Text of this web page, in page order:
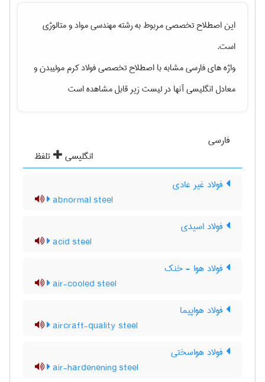
این اصطلاح تخصصی مربوط به رشتهمهندسی مواد و متالوژی
است.
واژه های فارسی مشابه با اصطلاح تخصصیفولاد کرم مولیبدنو
معادل انگلیسی آنها در لیست زیر قابل مشاهده است
فارسی
انگلیسی
تلفظ
فولاد غیر عادی
abnormal steel
فولاد اسیدی
acid steel
فولاد هوا - خنک
air-cooled steel
فولاد هواپیما
aircraft-quality steel
فولاد هواسختی
air-hardenening steel